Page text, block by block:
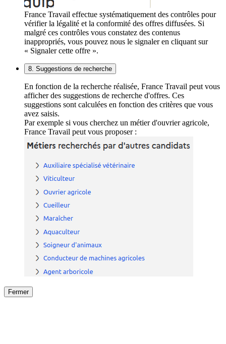
France Travail effectue systématiquement des contrôles pour
vérifier la légalité et la conformité des offres diffusées. Si
malgré ces contrôles vous constatez des contenus
inappropriés, vous pouvez nous le signaler en cliquant sur
« Signaler cette offre ».
8. Suggestions de recherche
En fonction de la recherche réalisée, France Travail peut vous
afficher des suggestions de recherche d'offres. Ces
suggestions sont calculées en fonction des critères que vous
avez saisis.
Par exemple si vous cherchez un métier d'ouvrier agricole,
France Travail peut vous proposer :
Fermer